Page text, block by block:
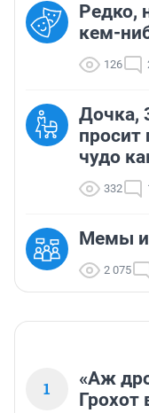
Редко,
кем-
126
Дочка,
просит
чудо
332
Мемы и
2 075
1
«Аж
Грохот